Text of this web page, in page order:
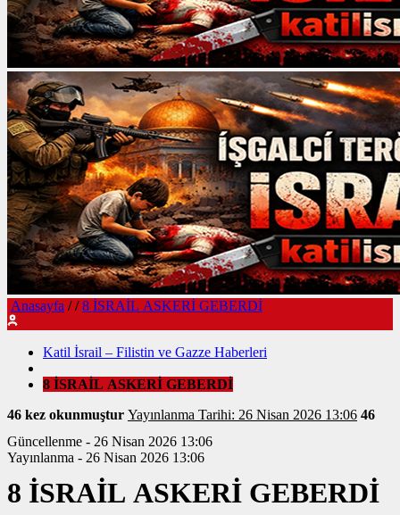
Anasayfa / / 8 İSRAİL ASKERİ GEBERDİ
Katil İsrail – Filistin ve Gazze Haberleri
8 İSRAİL ASKERİ GEBERDİ
46 kez okunmuştur
Yayınlanma Tarihi: 26 Nisan 2026 13:06 46
Güncellenme - 26 Nisan 2026 13:06
Yayınlanma - 26 Nisan 2026 13:06
8 İSRAİL ASKERİ GEBERDİ